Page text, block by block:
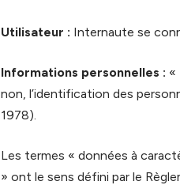
Utilisateur : Internaute se
Informations personnelles : «
non, l’identification des
1978).
Les termes « données à
» ont le sens défini par le